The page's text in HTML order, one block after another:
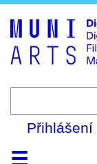
Přihlášení